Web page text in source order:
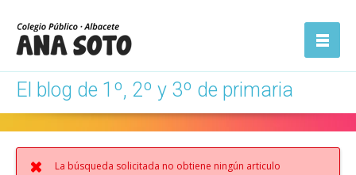
navegación
El blog de 1º, 2º y 3º de primaria
La búsqueda solicitada no obtiene ningún articulo